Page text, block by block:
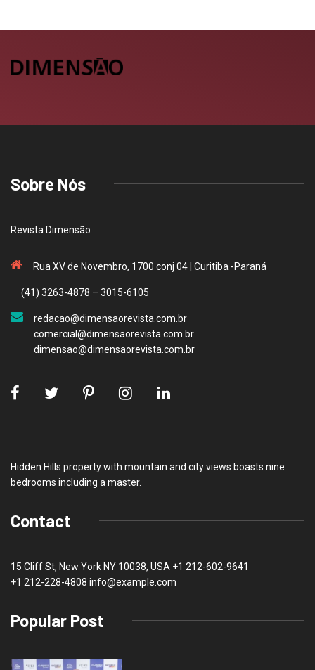
Sobre Nós
Revista Dimensão
Rua XV de Novembro, 1700 conj 04 | Curitiba -Paraná
(41) 3263-4878 – 3015-6105
redacao@dimensaorevista.com.br
comercial@dimensaorevista.com.br
dimensao@dimensaorevista.com.br
Hidden Hills property with mountain and city views boasts nine
bedrooms including a master.
Contact
15 Cliff St, New York NY 10038, USA +1 212-602-9641
+1 212-228-4808 info@example.com
Popular Post